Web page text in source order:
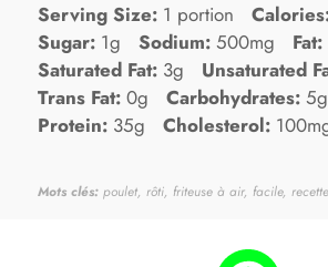
Serving Size: 1 portion
Sugar: 1g Sodium: 500mg Fat:
Saturated Fat: 3g Unsaturated
Trans Fat: 0g Carbohydrates: 5g
Protein: 35g Cholesterol:
Mots clés: poulet, rôti, friteuse à air, facile,